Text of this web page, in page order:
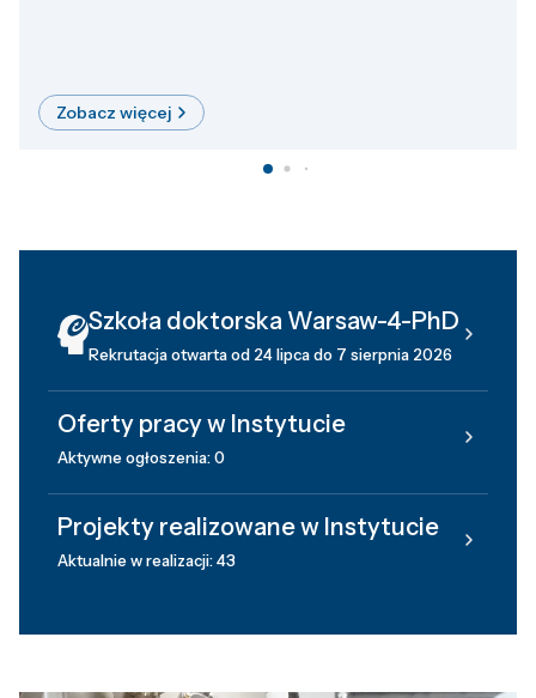
Zobacz więcej
Szkoła doktorska Warsaw-4-PhD
Rekrutacja otwarta od 24 lipca do 7 sierpnia 2026
Oferty pracy w Instytucie
Aktywne ogłoszenia: 0
Projekty realizowane w Instytucie
Aktualnie w realizacji: 43